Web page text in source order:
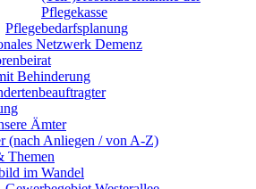
Pflegekasse
Pflegebedarfsplanung
Netzwerk Demenz
Behinderung
Ämter
(nach Anliegen / von A-Z)
Themen
im Wandel